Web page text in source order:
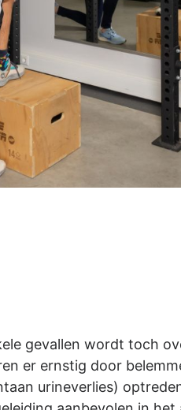
gevallen wordt toch
er ernstig door
urineverlies)